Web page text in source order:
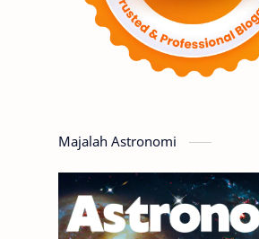
Penelitian
Satelit
Aurora Supernova
Nebula Sponsored
Majalah Astronomi